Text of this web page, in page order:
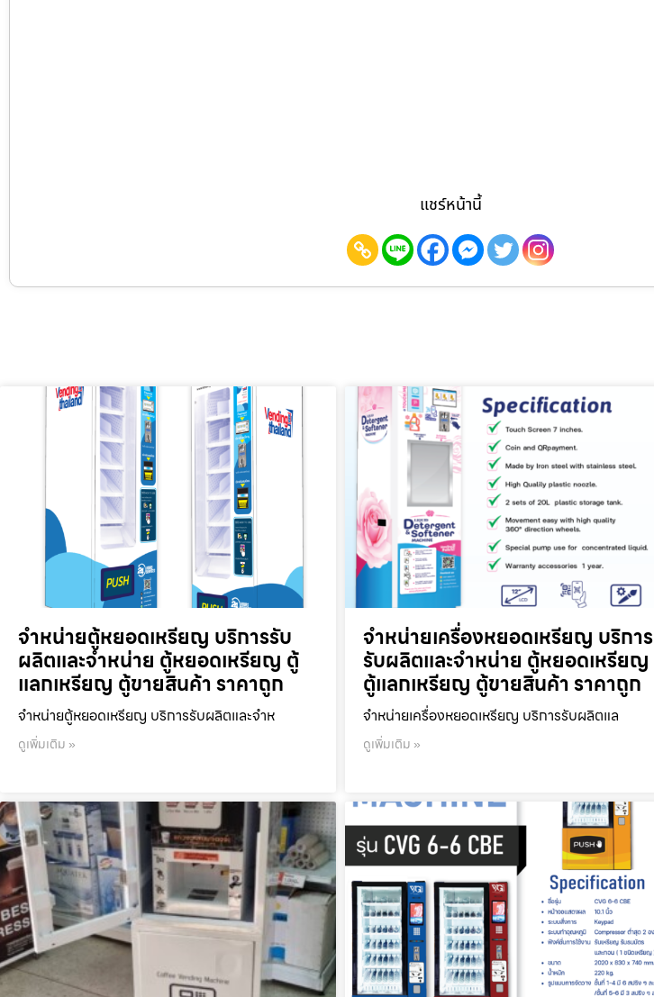
แชร์หน้านี้
จำหน่ายตู้หยอดเหรียญ บริการรับ
ผลิตและจำหน่าย ตู้หยอดเหรียญ ตู้
แลกเหรียญ ตู้ขายสินค้า ราคาถูก
จำหน่ายตู้หยอดเหรียญ บริการรับผลิตและจำห
ดูเพิ่มเติม »
จำหน่ายเครื่องหยอดเหรียญ บริการ
รับผลิตและจำหน่าย ตู้หยอดเหรียญ
ตู้แลกเหรียญ ตู้ขายสินค้า ราคาถูก
จำหน่ายเครื่องหยอดเหรียญ บริการรับผลิตแล
ดูเพิ่มเติม »